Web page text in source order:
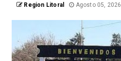
Region Litoral Agosto 05, 2026